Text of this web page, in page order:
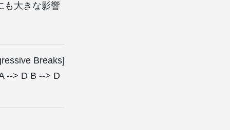
も大きな影響
Breaks]
--> D B --> D